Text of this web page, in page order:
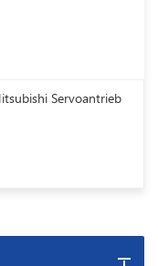
Servoantrieb